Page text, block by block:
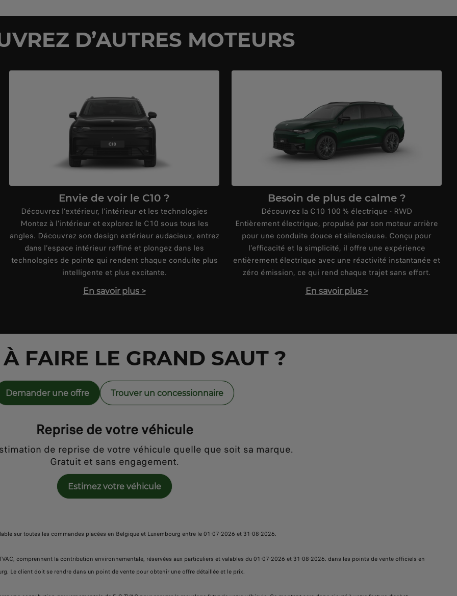
D’AUTRES MOTEURS
Envie de voir le C10 ?
Découvrez l’extérieur, l’intérieur et les technologies
Montez à l’intérieur et explorez le C10 sous tous les
angles. Découvrez son design extérieur audacieux, entrez
dans l’espace intérieur raffiné et plongez dans les
technologies de pointe qui rendent chaque conduite plus
intelligente et plus excitante.
En savoir plus>
Besoin de plus de calme ?
Découvrez la C10 100 % électrique - RWD
Entièrement électrique, propulsé par son moteur arrière
pour une conduite douce et silencieuse. Conçu pour
l’efficacité et la simplicité, il offre une expérience
entièrement électrique avec une réactivité instantanée et
zéro émission, ce qui rend chaque trajet sans effort.
En savoir plus>
FAIRE LE GRAND SAUT ?
Demander une offre Trouver un concessionnaire
Reprise de votre véhicule
de reprise de votre véhicule quelle que soit sa marque.
Gratuit et sans engagement.
Estimez votre véhicule
sur toutes les commandes placées en Belgique et Luxembourg entre le 01-07-2026 et 31-08-2026.
comprennent la contribution environnementale, réservées aux particuliers et valables du 01-07-2026 et 31-08-2026. dans les points de vente officiels en
Le client doit se rendre dans un point de vente pour obtenir une offre détaillée et le prix.